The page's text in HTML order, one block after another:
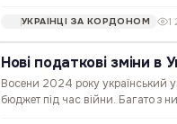
УКРАЇНЦІ ЗА КОРДОНОМ 1
Нові податкові зміни в
Восени 2024 року український
бюджет під час війни. Багато з